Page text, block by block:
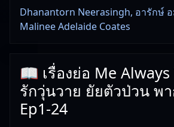
Dhanantorn Neerasingh, อารักษ์
Malinee Adelaide Coates
📖 เรื่องย่อ Me Always
รักวุ่นวาย ยัยตัวป่วน พ
Ep1-24